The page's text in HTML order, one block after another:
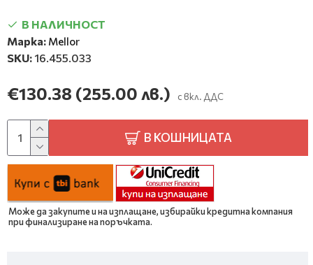
В НАЛИЧНОСТ
Марка: Mellor
SKU: 16.455.033
€130.38 (255.00 лв.) с вкл. ДДС
В КОШНИЦАТА
Може да закупите и на изплащане, избирайки кредитна компания
при финализиране на поръчката.